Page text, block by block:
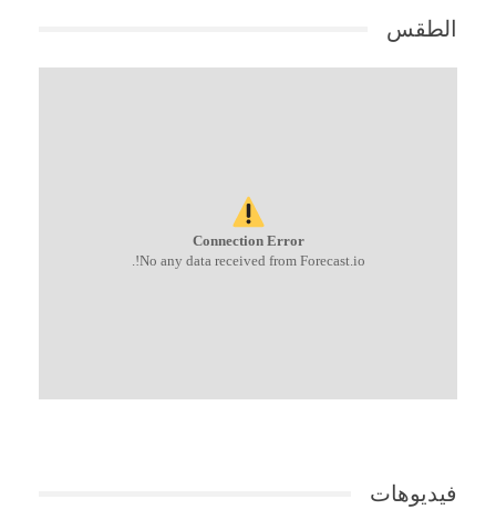
الطقس
Connection Error
No any data received from Forecast.io!.
فيديوهات